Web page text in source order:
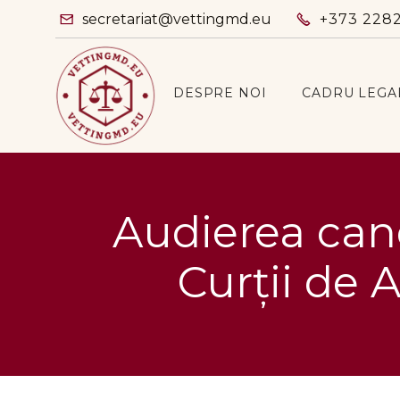
 secretariat@vettingmd.eu  +373
DESPRE NOI CADRU
Audierea
Curții de